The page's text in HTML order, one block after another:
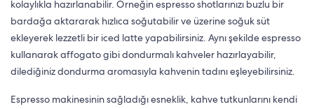
kolaylıkla hazırlanabilir. Örneğin espresso shotlarınızı buzlu bir
bardağa aktararak hızlıca soğutabilir ve üzerine soğuk süt
ekleyerek lezzetli bir iced latte yapabilirsiniz. Aynı şekilde espresso
kullanarak affogato gibi dondurmalı kahveler hazırlayabilir,
dilediğiniz dondurma aromasıyla kahvenin tadını eşleyebilirsiniz.
Espresso makinesinin sağladığı esneklik, kahve tutkunlarını kendi